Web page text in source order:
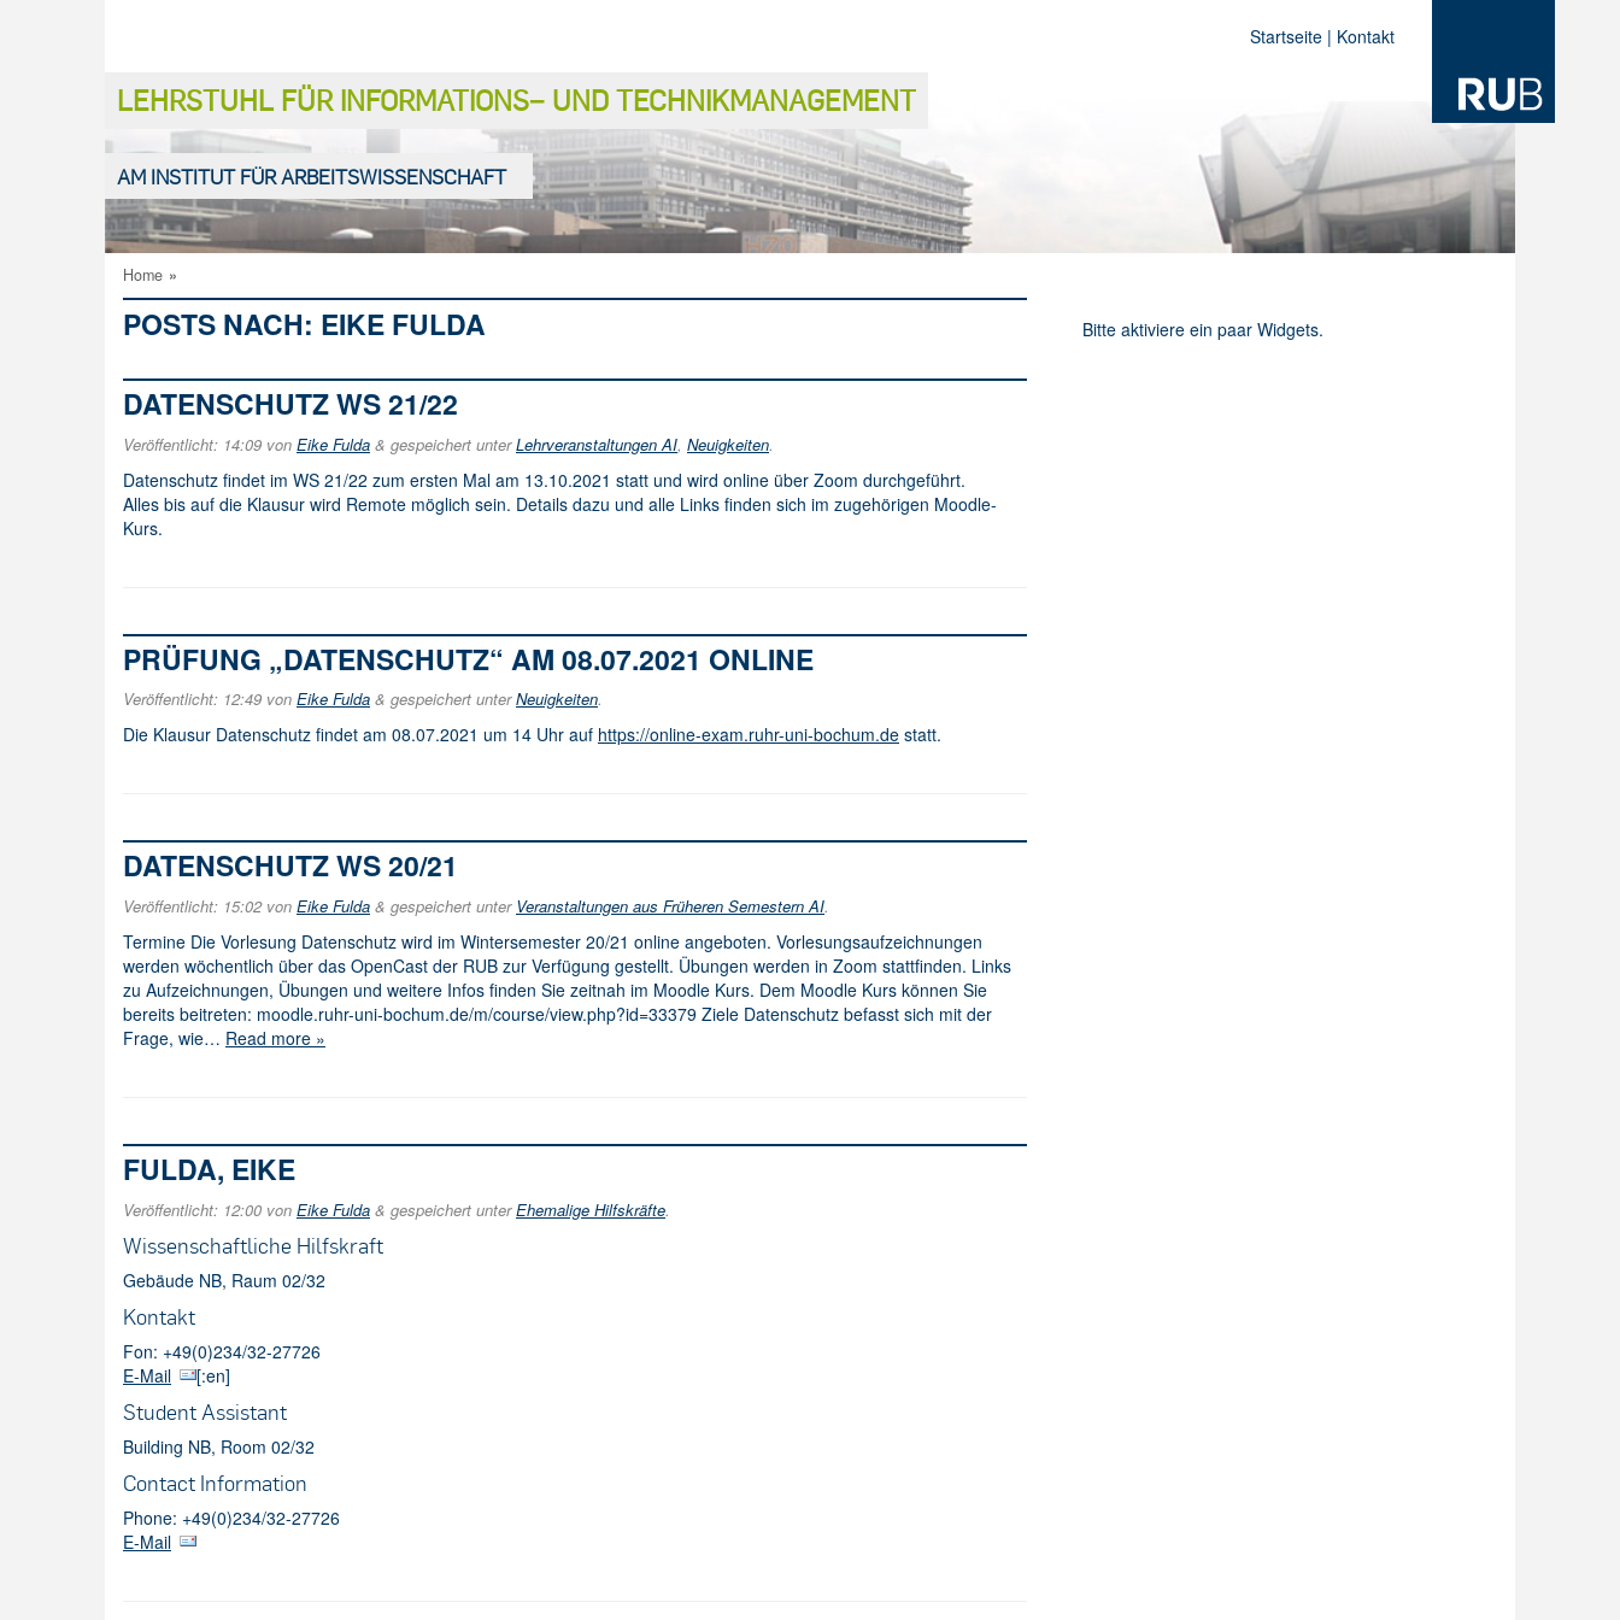
LEHRSTUHL FÜR INFORMATIONS− UND TECHNIKMANAGEMENT
AM INSTITUT FÜR ARBEITSWISSENSCHAFT
Startseite | Kontakt
Home »
POSTS NACH: EIKE FULDA
DATENSCHUTZ WS 21/22
Veröffentlicht: 14:09 von Eike Fulda & gespeichert unterLehrveranstaltungen AI, Neuigkeiten.
Datenschutz findet im WS 21/22 zum ersten Mal am 13.10.2021 statt und wird online über Zoom durchgeführt.
Alles bis auf die Klausur wird Remote möglich sein. Details dazu und alle Links finden sich im zugehörigen Moodle-
Kurs.
PRÜFUNG „DATENSCHUTZ“ AM 08.07.2021 ONLINE
Veröffentlicht: 12:49 von Eike Fulda & gespeichert unterNeuigkeiten.
Die Klausur Datenschutz findet am 08.07.2021 um 14 Uhr auf https://online-exam.ruhr-uni-bochum.de statt.
DATENSCHUTZ WS 20/21
Veröffentlicht: 15:02von Eike Fulda & gespeichert unter Veranstaltungen aus Früheren Semestern AI.
Ter­mi­ne Die Vorlesung Datenschutz wird im Wintersemester 20/21 online angeboten. Vorlesungsaufzeichnungen
werden wöchentlich über das OpenCast der RUB zur Verfügung gestellt. Übungen werden in Zoom stattfinden. Links
zu Aufzeichnungen, Übungen und weitere Infos finden Sie zeitnah im Moodle Kurs. Dem Moodle Kurs können Sie
bereits beitreten: moodle.ruhr-uni-bochum.de/m/course/view.php?id=33379 Ziele Da­ten­schutz be­fasst sich mit der
Frage, wie… Read more »
FULDA, EIKE
Veröffentlicht: 12:00 von Eike Fulda & gespeichert unterEhemalige Hilfskräfte.
Wissenschaftliche Hilfskraft
Gebäude NB, Raum 02/32
Kontakt
Fon: +49(0)234/32-27726
E-Mail
[:en]
Student Assistant
Building NB, Room 02/32
Contact Information
Phone: +49(0)234/32-27726
E-Mail
Bitte aktiviere ein paar Widgets.